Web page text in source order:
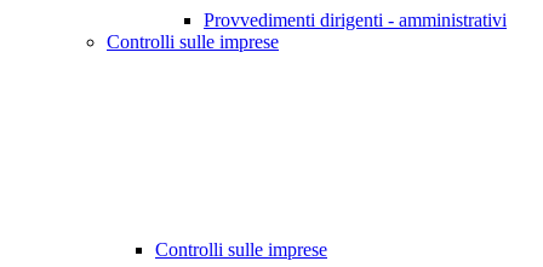
Provvedimenti dirigenti - amministrativi
Controlli sulle imprese
Controlli sulle imprese